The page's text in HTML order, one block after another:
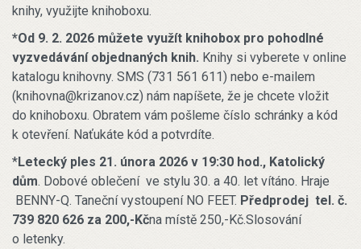
knihy, využijte knihoboxu.
*Od 9. 2. 2026 můžete využít knihobox pro pohodlné
vyzvedávání objednaných knih. Knihy si vyberete v online
katalogu knihovny. SMS (731 561 611) nebo e-mailem
(knihovna@krizanov.cz) nám napíšete, že je chcete vložit
do knihoboxu. Obratem vám pošleme číslo schránky a kód
k otevření. Naťukáte kód a potvrdíte.
*Letecký ples 21. února 2026 v 19:30 hod., Katolický
dům. Dobové oblečení ve stylu 30. a 40. let vítáno. Hraje
BENNY-Q. Taneční vystoupení NO FEET. Předprodej tel. č.
739 820 626 za 200,-Kčna místě 250,-Kč.Slosování
o letenky.